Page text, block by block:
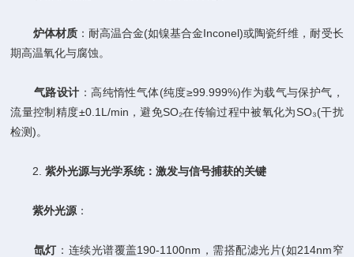
​炉体材质​​：耐高温合金(如镍基合金Inconel)或陶瓷纤维，耐受长
期高温氧化与腐蚀。
​气路设计​ ​：高纯惰性气体(纯度≥99.999%)作为载气与保护气，
流量控制精度±0.1L/min，避免SO₂在传输过程中被氧化为SO₃(干扰
检测)。
2. ​​紫外光源与光学系统：激发与信号捕获的关键​
​​紫外光源​ ​：
​氙灯​​：连续光谱覆盖190-1100nm，需搭配滤光片(如214nm窄